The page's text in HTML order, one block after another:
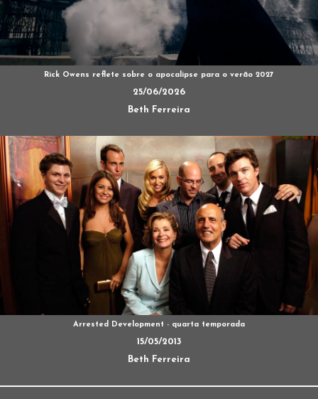
Rick Owens reflete sobre o apocalipse para o verão 2027
25/06/2026
Beth Ferreira
Arrested Development - quarta temporada
15/05/2013
Beth Ferreira